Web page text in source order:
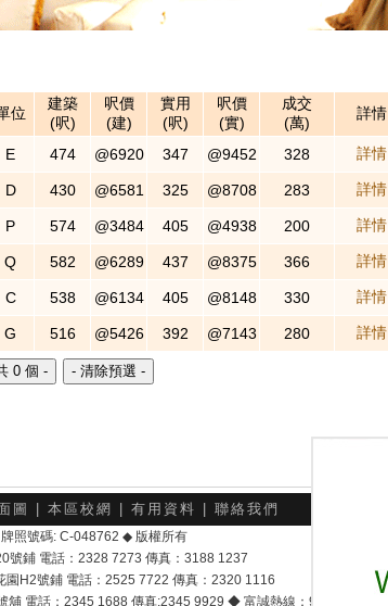
位
建築
(呎)
呎價
(建)
實用
(呎)
呎價
(實)
成交
(萬)
詳情
E 474 @6920 347 @9452 328 詳情
D 430 @6581 325 @8708 283 詳情
P 574 @3484 405 @4938 200 詳情
Q 582 @6289 437 @8375 366 詳情
C 538 @6134 405 @8148 330 詳情
G 516 @5426 392 @7143 280 詳情
圖 本區校網 有用資料 聯絡我們
照號碼: C-048762 ◆ 版權所有
號鋪 電話：2328 7273 傳真：3188 1237
H2號鋪 電話：2525 7722 傳真：2320 1116
電話：2345 1688 傳真:2345 9929 ◆ 富誠熱線：9337 9028